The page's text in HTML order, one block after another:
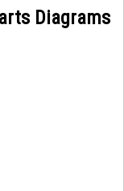
Parts Diagrams